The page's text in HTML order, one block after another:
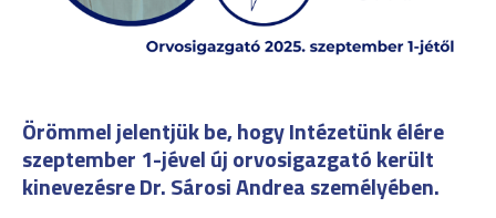
Örömmel jelentjük be, hogy Intézetünk élére
szeptember 1-jével új orvosigazgató került
kinevezésre Dr. Sárosi Andrea személyében.